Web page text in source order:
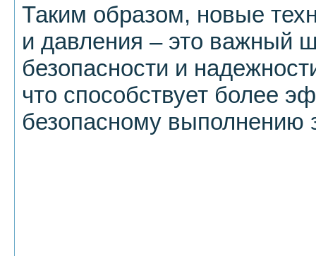
Таким образом, новые
и давления – это важный
безопасности и
что способствует более
безопасному выполнению